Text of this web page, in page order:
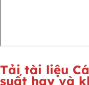
Tải tài liệu
suất hay và